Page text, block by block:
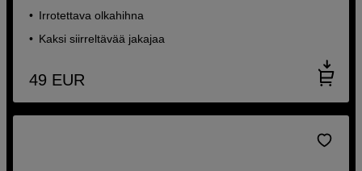
Irrotettava olkahihna
Kaksi siirreltävää jakajaa
49 EUR